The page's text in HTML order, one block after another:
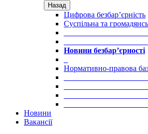
Назад
Цифрова безбар’єрність
Суспільна та
Новини безбар’єрності
Нормативно-правова
Новини
Вакансії